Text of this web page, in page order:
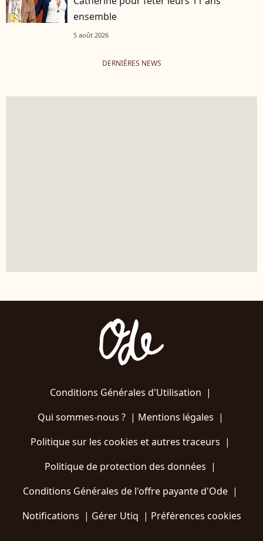
ensemble
5 août 2026
DERNIÈRES NEWS
Conditions Générales d'Utilisation |
Qui sommes-nous ?| Mentions légales |
Politique sur les cookies et autres traceurs |
Politique de protection des données |
Conditions Générales de l'offre payante d'Ode |
Notifications | Gérer Utiq | Préférences cookies